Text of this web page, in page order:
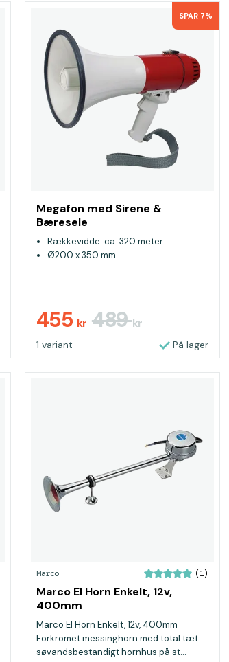
SPAR 7%
Megafon med Sirene &
Bæresele
Rækkevidde: ca. 320 meter
Ø200 x 350 mm
455 kr 489kr
1 variant På lager
Marco (1)
Marco El Horn Enkelt, 12v,
400mm
Marco El Horn Enkelt, 12v, 400mm
Forkromet messinghorn med total tæt
søvandsbestandigt hornhus på st...